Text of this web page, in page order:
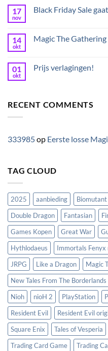
17
nov
Black Friday Sale
14
okt
Magic The
01
okt
Prijs verlagingen!
RECENT COMMENTS
333985op Eerste losse
TAG CLOUD
2025 aanbieding Biomutant
Double Dragon
Fantasian
Games Kopen
Great War
Hythlodaeus
Immortals Fenyx
JRPG
Like a Dragon Magic
New Tales From The Borderlands
Nioh
nioH 2 PlayStation
Resident Evil
Resident Evil
Square Enix
Tales of Vesperia
Trading Card Game
Trading